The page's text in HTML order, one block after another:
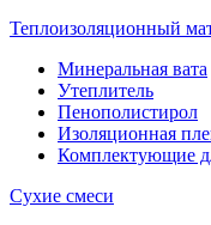
Теплоизоляционный
Минеральная вата
Утеплитель
Пенополистирол
Изоляционная
Комплектующие
Сухие смеси